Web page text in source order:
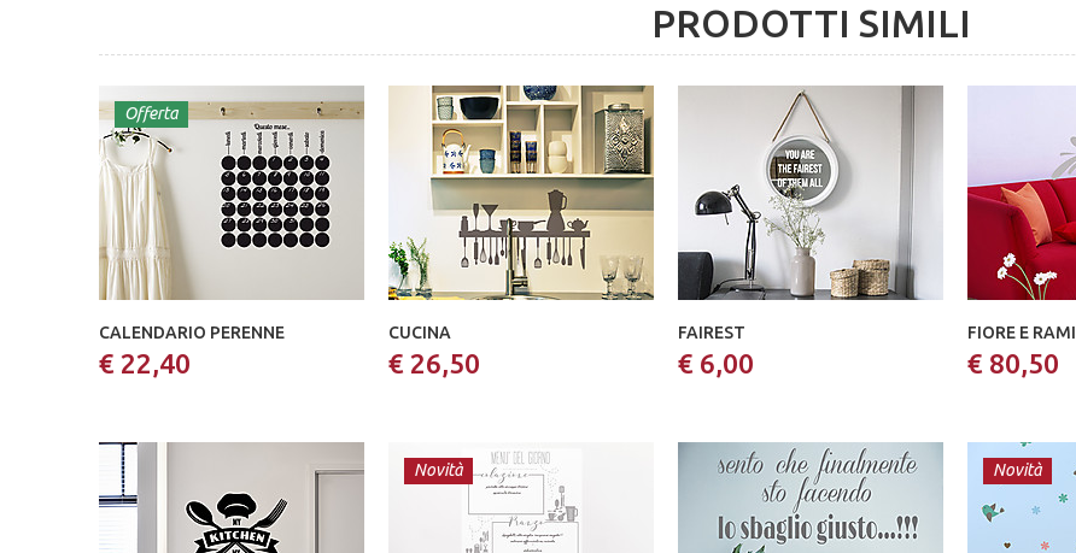
PRODOTTI SIMILI
Offerta
CALENDARIO PERENNE
€ 22,40
CUCINA
€ 26,50
FAIREST
€ 6,00
FIORE E RAMI
€ 80,50
Novità Novità